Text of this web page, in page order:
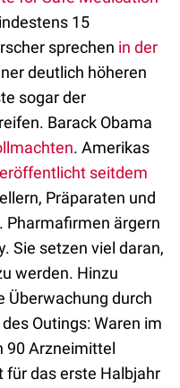
15
sprechen in der
deutlich höheren
sogar der
Barack Obama
. Amerikas
seitdem
Präparaten und
Pharmafirmen ärgern
Sie setzen viel daran,
werden. Hinzu
Überwachung durch
Outings: Waren im
90 Arzneimittel
für das erste Halbjahr